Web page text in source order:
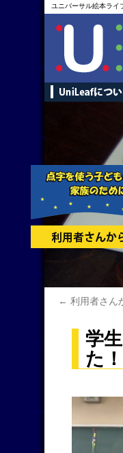
ユニバーサル絵本ラ
← 利用者さん
学
た！